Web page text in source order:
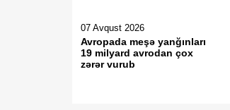
07 Avqust 2026
Avropada meşə yanğınları
19 milyard avrodan çox
zərər vurub